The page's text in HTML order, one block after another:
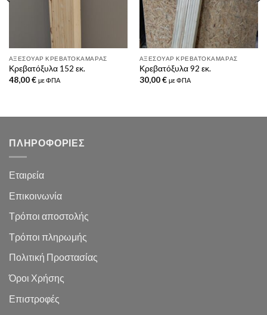
ΑΞΕΣΟΥΆΡ ΚΡΕΒΑΤΟΚΆΜΑΡΑΣ
Κρεβατόξυλα 152 εκ.
48,00€ με ΦΠΑ
ΑΞΕΣΟΥΆΡ ΚΡΕΒΑΤΟΚΆΜΑΡΑΣ
Κρεβατόξυλα 92 εκ.
30,00€ με ΦΠΑ
ΠΛΗΡΟΦΟΡΙΕΣ
Εταιρεία
Επικοινωνία
Τρόποι αποστολής
Τρόποι πληρωμής
Πολιτική Προστασίας
Όροι Χρήσης
Επιστροφές